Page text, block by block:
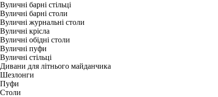
Вуличні барні стільці
Вуличні барні столи
Вуличні журнальні столи
Вуличні крісла
Вуличні обідні столи
Вуличні пуфи
Вуличні стільці
Дивани для літнього майданчика
Шезлонги
Пуфи
Столи